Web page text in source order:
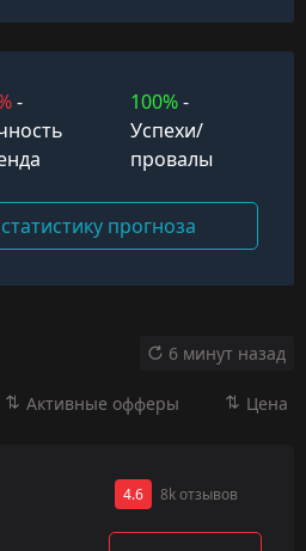
-
100%-
Успехи/
провалы
прогноза
6 минут назад
Активные офферы Цена
4.6 8k отзывов